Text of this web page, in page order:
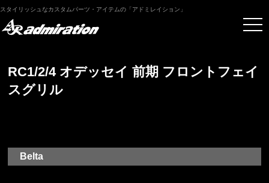
スタイリッシュなカスタムパーツ・アイテムの「アドミレイション」
RC1/2/4 オデッセイ 前期 フロントフェイ
スグリル
Belta